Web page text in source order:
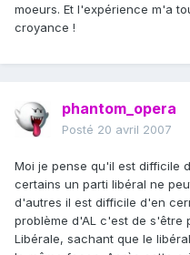
moeurs. Et l'expérience m'a
croyance !
phantom_opera
Posté 20 avril 2007
Moi je pense qu'il est difficile
certains un parti libéral ne
d'autres il est difficile d'en
problème d'AL c'est de s'être
Libérale, sachant que le